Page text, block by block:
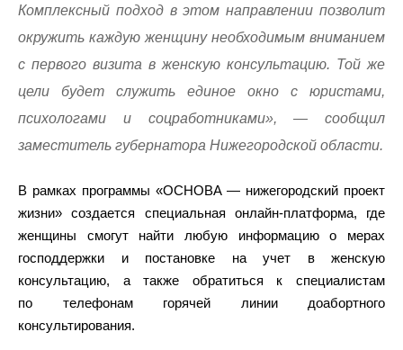
Комплексный подход в этом направлении позволит
окружить каждую женщину необходимым вниманием
с первого визита в женскую консультацию. Той же
цели будет служить единое окно с юристами,
психологами и соцработниками», — сообщил
заместитель губернатора Нижегородской области.
В рамках программы «ОСНОВА — нижегородский проект
жизни» создается специальная онлайн-платформа, где
женщины смогут найти любую информацию о мерах
господдержки и постановке на учет в женскую
консультацию, а также обратиться к специалистам
по телефонам горячей линии доабортного
консультирования.